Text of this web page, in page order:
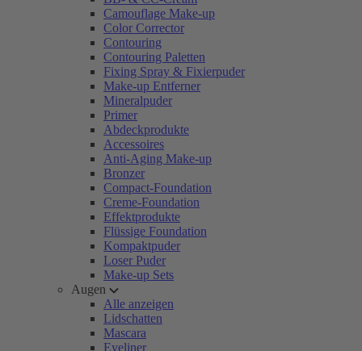
Camouflage Make-up
Color Corrector
Contouring
Contouring Paletten
Fixing Spray & Fixierpuder
Make-up Entferner
Mineralpuder
Primer
Abdeckprodukte
Accessoires
Anti-Aging Make-up
Bronzer
Compact-Foundation
Creme-Foundation
Effektprodukte
Flüssige Foundation
Kompaktpuder
Loser Puder
Make-up Sets
Augen
Alle anzeigen
Lidschatten
Mascara
Eyeliner